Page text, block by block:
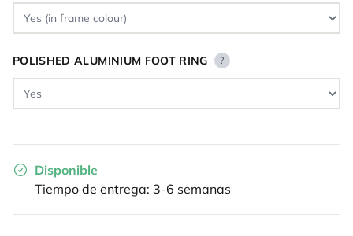
POLISHED ALUMINIUM FOOT RING ?
Disponible
Tiempo de entrega: 3-6 semanas